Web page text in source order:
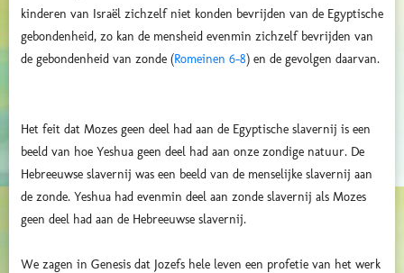
kinderen van Israël zichzelf niet konden bevrijden van de Egyptische
gebondenheid, zo kan de mensheid evenmin zichzelf bevrijden van
de gebondenheid van zonde (Romeinen 6-8) en de gevolgen daarvan.
Het feit dat Mozes geen deel had aan de Egyptische slavernij is een
beeld van hoe Yeshua geen deel had aan onze zondige natuur. De
Hebreeuwse slavernij was een beeld van de menselijke slavernij aan
de zonde. Yeshua had evenmin deel aan zonde slavernij als Mozes
geen deel had aan de Hebreeuwse slavernij.
We zagen in Genesis dat Jozefs hele leven een profetie van het werk